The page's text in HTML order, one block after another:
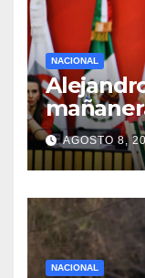
NACIONAL
de
del
AGOSTO 8,
NACIONAL